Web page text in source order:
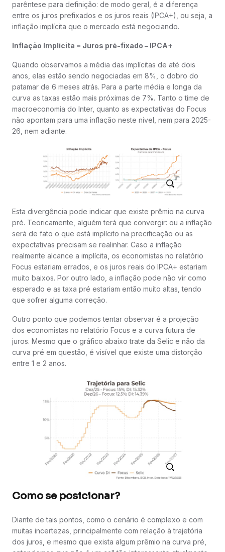
parêntese para definição: de modo geral, é a diferença
entre os juros prefixados e os juros reais (IPCA+), ou seja, a
inflação implícita que o mercado está negociando.
Inflação Implícita = Juros pré-fixado – IPCA+
Quando observamos a média das implícitas de até dois
anos, elas estão sendo negociadas em 8%, o dobro do
patamar de 6 meses atrás. Para a parte média e longa da
curva as taxas estão mais próximas de 7%. Tanto o time de
macroeconomia do Inter, quanto as expectativas do Focus
não apontam para uma inflação neste nível, nem para 2025-
26, nem adiante.
Esta divergência pode indicar que existe prêmio na curva
pré. Teoricamente, alguém terá que convergir: ou a inflação
será de fato o que está implícito na precificação ou as
expectativas precisam se realinhar. Caso a inflação
realmente alcance a implícita, os economistas no relatório
Focus estariam errados, e os juros reais do IPCA+ estariam
muito baixos. Por outro lado, a inflação pode não vir como
esperado e as taxa pré estariam então muito altas, tendo
que sofrer alguma correção.
Outro ponto que podemos tentar observar é a projeção
dos economistas no relatório Focus e a curva futura de
juros. Mesmo que o gráfico abaixo trate da Selic e não da
curva pré em questão, é visível que existe uma distorção
entre 1 e 2 anos.
Como se posicionar?
Diante de tais pontos, como o cenário é complexo e com
muitas incertezas, principalmente com relação à trajetória
dos juros, e mesmo que exista algum prêmio na curva pré,